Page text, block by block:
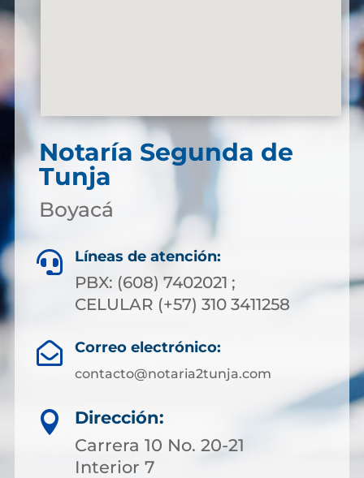
Notaría Segunda de
Tunja
Boyacá
 Líneas de atención:
PBX: (608) 7402021 ;
CELULAR (+57) 310 3411258
 Correo electrónico:
contacto@notaria2tunja.com

Dirección:
Carrera 10 No. 20-21
Interior 7